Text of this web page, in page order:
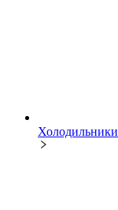
Холодильники